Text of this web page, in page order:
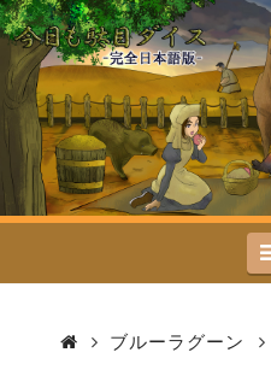
今
日
も
駄
目
ブルーラグーン